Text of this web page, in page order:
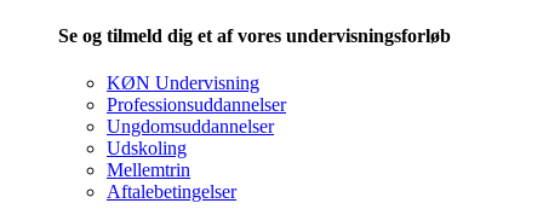
Se og tilmeld dig et af vores undervisningsforløb
KØN Undervisning
Professionsuddannelser
Ungdomsuddannelser
Udskoling
Mellemtrin
Aftalebetingelser